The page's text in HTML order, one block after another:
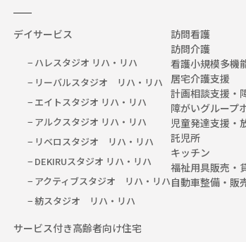
デイサービス
− ハレスタジオ リハ・リハ
− リーバルスタジオ リハ・リハ
− エイトスタジオ リハ・リハ
− アルクスタジオ リハ・リハ
− リベロスタジオ リハ・リハ
− DEKIRUスタジオ リハ・リハ
− アクティブスタジオ リハ・リハ
− 紡スタジオ リハ・リハ
サービス付き高齢者向け住宅
訪問看護
訪問介護
看護小規模多機
居宅介護支援
計画相談支援・
障がいグループ
児童発達支援・
託児所
キッチン
福祉用具販売・
自動車整備・販